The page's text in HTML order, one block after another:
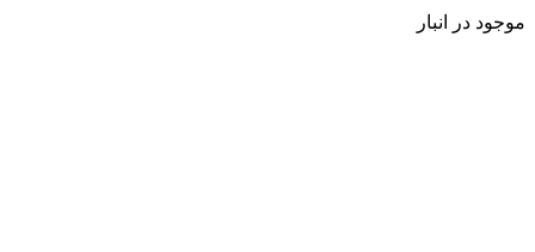
موجود در انبار